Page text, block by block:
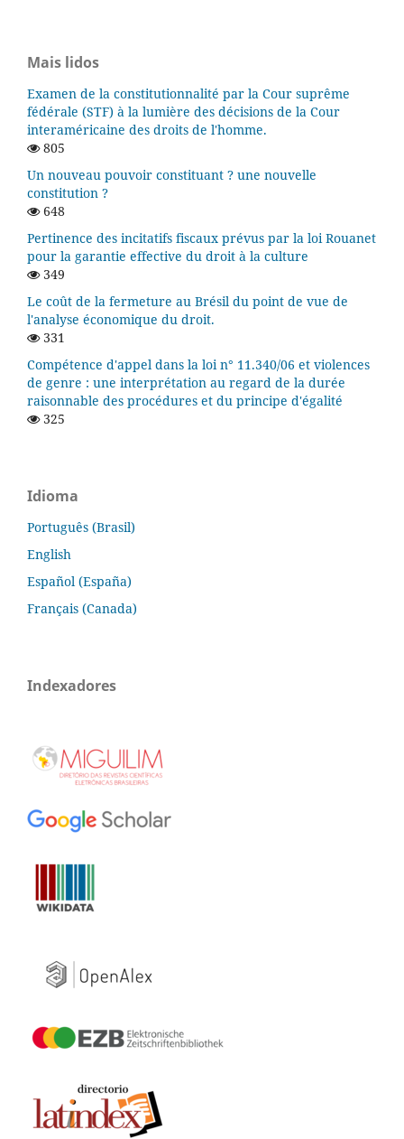
Mais lidos
Examen de la constitutionnalité par la Cour suprême
fédérale (STF) à la lumière des décisions de la Cour
interaméricaine des droits de l'homme.
805
Un nouveau pouvoir constituant ? une nouvelle
constitution ?
648
Pertinence des incitatifs fiscaux prévus par la loi Rouanet
pour la garantie effective du droit à la culture
349
Le coût de la fermeture au Brésil du point de vue de
l'analyse économique du droit.
331
Compétence d'appel dans la loi n° 11.340/06 et violences
de genre : une interprétation au regard de la durée
raisonnable des procédures et du principe d'égalité
325
Idioma
Português (Brasil)
English
Español (España)
Français (Canada)
Indexadores